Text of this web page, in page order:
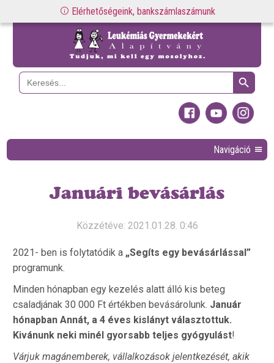
Elérhetőségeink, bankszámlaszámunk
Search
for:
Search Button
Navigáció
Januári bevásárlás
Közzétéve: 2021.01.28. 0:46
2021- ben is folytatódik a „Segíts egy bevásárlással”
programunk.
Minden hónapban egy kezelés alatt álló kis beteg
csaladjának 30 000 Ft értékben bevásárolunk. Január
hónapban Annát, a 4 éves kislányt választottuk.
Kivánunk neki minél gyorsabb teljes gyógyulást!
Várjuk magánemberek, vállalkozások jelentkezését, akik